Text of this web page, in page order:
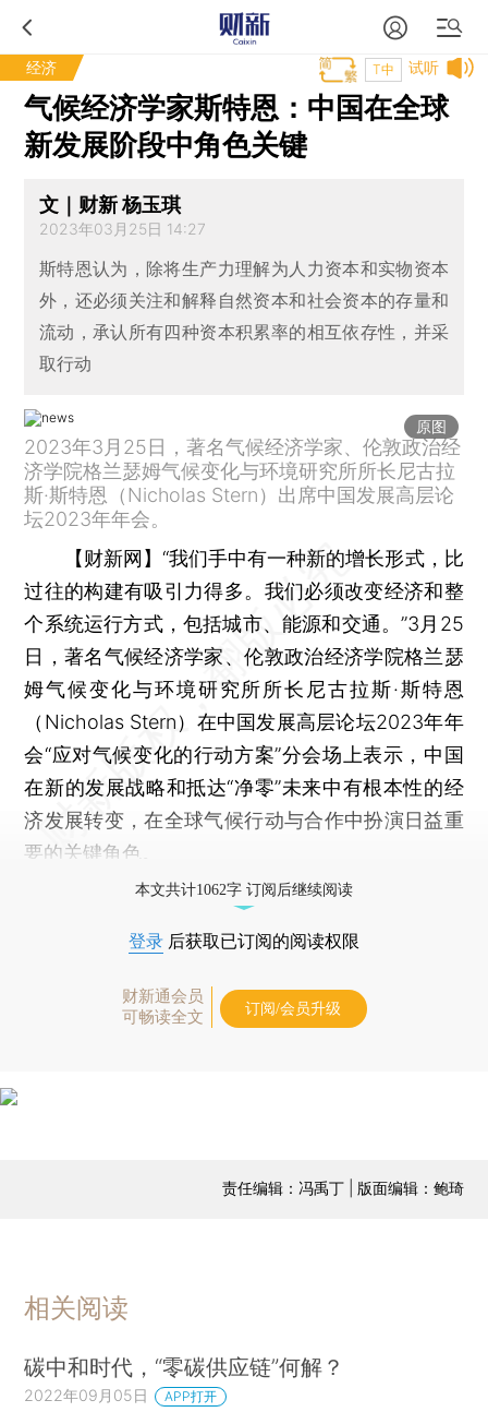
经济 试听
T中
气候经济学家斯特恩：中国在全球
新发展阶段中角色关键
文｜财新 杨玉琪
2023年03月25日 14:27
斯特恩认为，除将生产力理解为人力资本和实物资本
外，还必须关注和解释自然资本和社会资本的存量和
流动，承认所有四种资本积累率的相互依存性，并采
取行动
原图
2023年3月25日，著名气候经济学家、伦敦政治经
济学院格兰瑟姆气候变化与环境研究所所长尼古拉
斯·斯特恩（Nicholas Stern）出席中国发展高层论
坛2023年年会。
【财新网】 “我们手中有一种新的增长形式，比
过往的构建有吸引力得多。我们必须改变经济和整
个系统运行方式，包括城市、能源和交通。”3月25
日，著名气候经济学家、伦敦政治经济学院格兰瑟
姆气候变化与环境研究所所长尼古拉斯·斯特恩
（Nicholas Stern）在中国发展高层论坛2023年年
会“应对气候变化的行动方案”分会场上表示，中国
在新的发展战略和抵达“净零”未来中有根本性的经
济发展转变，在全球气候行动与合作中扮演日益重
要的关键角色。
本文共计1062字 订阅后继续阅读
登录 后获取已订阅的阅读权限
财新通会员
可畅读全文
订阅/会员升级
责任编辑：冯禹丁 | 版面编辑：鲍琦
相关阅读
碳中和时代，“零碳供应链”何解？
2022年09月05日 APP打开